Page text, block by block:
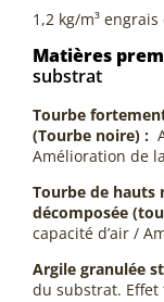
1,2 kg/m³
Matières
substrat
Tourbe
(Tourbe noire) :
Amélioration de
Tourbe de hauts
décomposée
capacité d’air /
Argile granulée
du substrat.